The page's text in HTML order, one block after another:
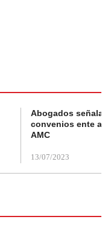
Abogados
convenios ente
AMC
13/07/2023